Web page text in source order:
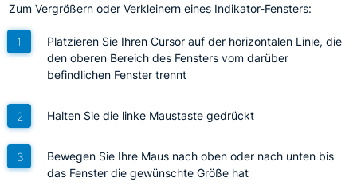
Zum Vergrößern oder Verkleinern eines Indikator-Fensters:
Platzieren Sie Ihren Cursor auf der horizontalen Linie, die
den oberen Bereich des Fensters vom darüber
befindlichen Fenster trennt
Halten Sie die linke Maustaste gedrückt
Bewegen Sie Ihre Maus nach oben oder nach unten bis
das Fenster die gewünschte Größe hat